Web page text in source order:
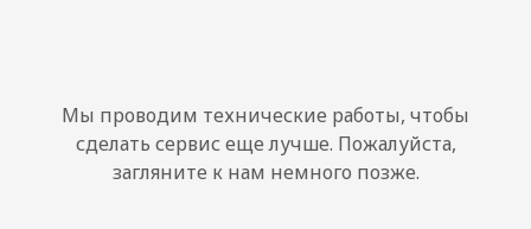
Мы проводим технические работы, чтобы
сделать сервис еще лучше. Пожалуйста,
загляните к нам немного позже.